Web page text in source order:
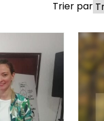
Trier par